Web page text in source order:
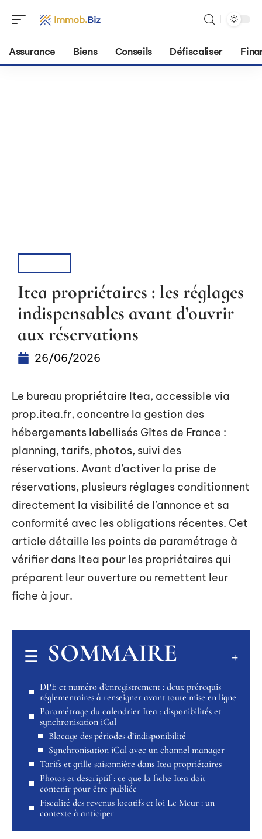
Assurance Biens Conseils Défiscaliser
Itea propriétaires : les réglages
indispensables avant d’ouvrir
aux réservations
26/06/2026
Le bureau propriétaire Itea, accessible via
prop.itea.fr, concentre la gestion des
hébergements labellisés Gîtes de France :
planning, tarifs, photos, suivi des
réservations. Avant d’activer la prise de
réservations, plusieurs réglages conditionnent
directement la visibilité de l’annonce et sa
conformité avec les obligations récentes. Cet
article détaille les points de paramétrage à
vérifier dans Itea pour les propriétaires qui
préparent leur ouverture ou remettent leur
fiche à jour.
SOMMAIRE
DPE et numéro d’enregistrement : deux prérequis
réglementaires à renseigner avant toute mise en ligne
Paramétrage du calendrier Itea : disponibilités et
synchronisation iCal
Blocage des périodes d’indisponibilité
Synchronisation iCal avec un channel manager
Tarifs et grille saisonnière dans Itea propriétaires
Photos et descriptif : ce que la fiche Itea doit
contenir pour être publiée
Fiscalité des revenus locatifs et loi Le Meur : un
contexte à anticiper